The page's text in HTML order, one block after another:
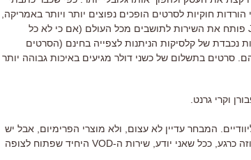
חוקיות לסרטים הופכים נפוצים יותר ויותר באמריקה,
אבל אך ורק לקהל אמריקאי. עכשיו Jaman פותח את השירות לתושבים מכל העולם (אם כי לא כל
נכבדת של קלסיקות הניתנות לצפייה בחינם (הסרטים
סרטים בתשלום של כשני דולר מגיעים באיכות גבוהה יותר
וקרי גרנט.
המבחר עדיין לא עצום, ולא מוצרי הפרימיום, אבל יש
שם כמה הברקות וכמה דברים מסקרנים. וזה כרגע, ככל שאני יודע, שירות ה-VOD היחיד שפתוח לצופה